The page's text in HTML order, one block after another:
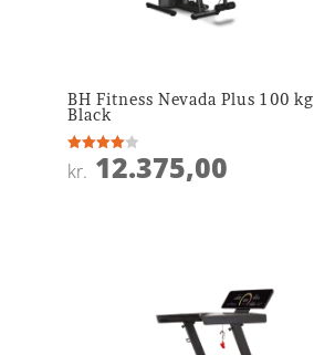
BH Fitness Nevada Plus 100 kg
Black
Vurderet
4
kr. 12.375,00